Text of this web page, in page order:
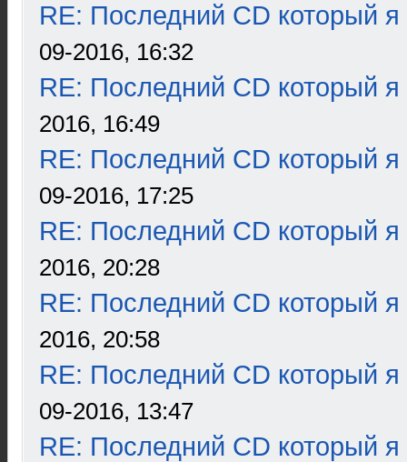
RE: Последний CD который я
09-2016, 16:32
RE: Последний CD который я
2016, 16:49
RE: Последний CD который я
09-2016, 17:25
RE: Последний CD который я
2016, 20:28
RE: Последний CD который я
2016, 20:58
RE: Последний CD который я
09-2016, 13:47
RE: Последний CD который я